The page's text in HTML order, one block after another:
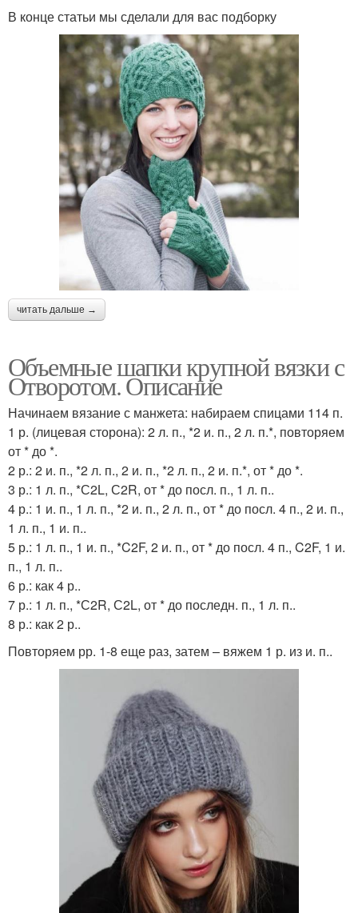
В конце статьи мы сделали для вас подборку
читать дальше →
Объемные шапки крупной вязки с
Отворотом. Описание
Начинаем вязание с манжета: набираем спицами 114 п.
1 р. (лицевая сторона): 2 л. п., *2 и. п., 2 л. п.*, повторяем
от * до *.
2 р.: 2 и. п., *2 л. п., 2 и. п., *2 л. п., 2 и. п.*, от * до *.
3 р.: 1 л. п., *С2L, С2R, от * до посл. п., 1 л. п..
4 р.: 1 и. п., 1 л. п., *2 и. п., 2 л. п., от * до посл. 4 п., 2 и. п.,
1 л. п., 1 и. п..
5 р.: 1 л. п., 1 и. п., *C2F, 2 и. п., от * до посл. 4 п., C2F, 1 и.
п., 1 л. п..
6 р.: как 4 р..
7 р.: 1 л. п., *С2R, С2L, от * до последн. п., 1 л. п..
8 р.: как 2 р..
Повторяем рр. 1-8 еще раз, затем – вяжем 1 р. из и. п..